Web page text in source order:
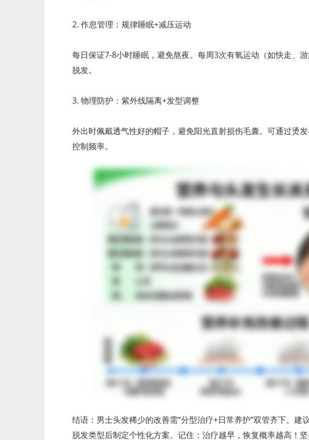
2. 作息管理：规律睡眠+减压运动
每日保证7-8小时睡眠，避免熬夜。每周3次有氧运动（如快走、
脱发。
3. 物理防护：紫外线隔离+发型调整
外出时佩戴透气性好的帽子，避免阳光直射损伤毛囊。可通过烫
控制频率。
结语：男士头发稀少的改善需“分型治疗+日常养护”双管齐下。建
脱发类型后制定个性化方案。记住：治疗越早，恢复概率越高！